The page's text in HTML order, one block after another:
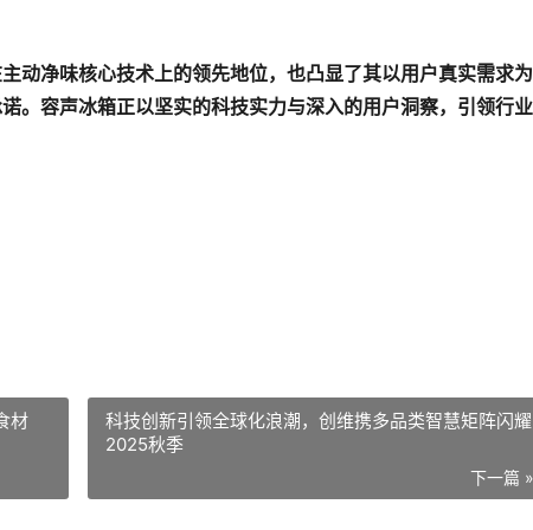
动净味核心技术上的领先地位，也凸显了其以用户真实需求
。容声冰箱正以坚实的科技实力与深入的用户洞察，引领行
材
科技创新引领全球化浪潮，创维携多品类智慧矩阵闪耀
2025秋季
下一篇 »